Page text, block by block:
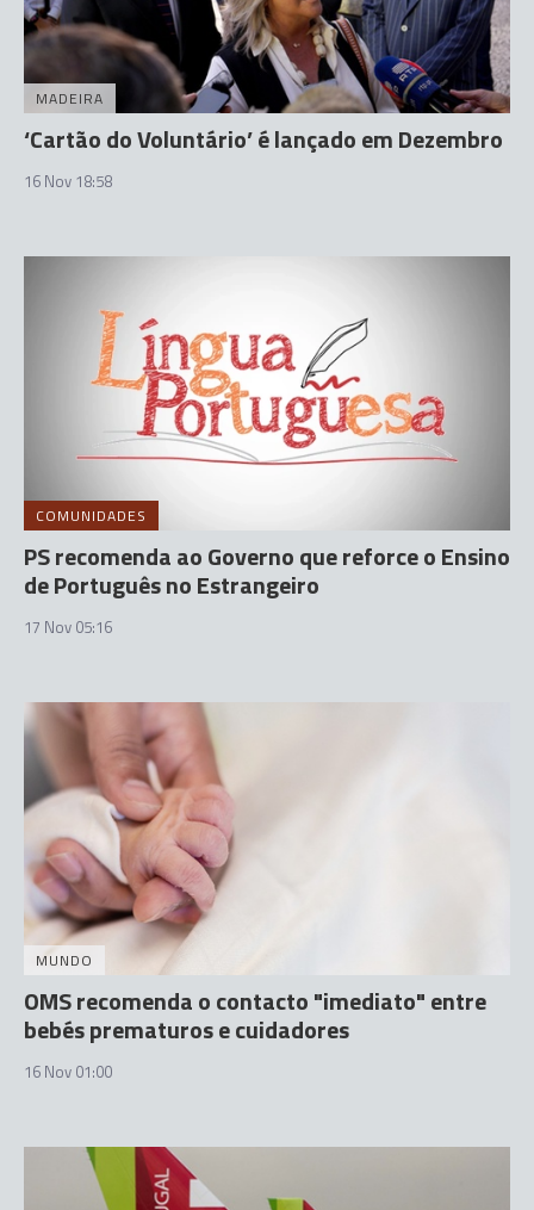
MADEIRA
‘Cartão do Voluntário’ é lançado em Dezembro
16 Nov 18:58
COMUNIDADES
PS recomenda ao Governo que reforce o Ensino
de Português no Estrangeiro
17 Nov 05:16
MUNDO
OMS recomenda o contacto "imediato" entre
bebés prematuros e cuidadores
16 Nov 01:00